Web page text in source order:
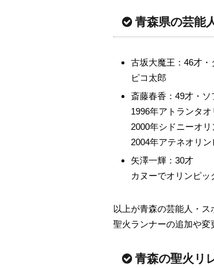
青森県の芸能
古坂大魔王：46才・
ピコ太郎
斎藤春香：49才・ソ
1996年アトランタオ
2000年シドニーオリ
2004年アテネオリン
矢澤一輝：30才
カヌーでオリンピ
以上が青森の芸能人・ス
聖火ランナーの追加や変
青森の聖火リ